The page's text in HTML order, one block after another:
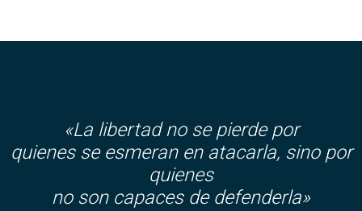
«La libertad no se pierde por
quienes se esmeran en atacarla, sino por
quienes
no son capaces de defenderla»